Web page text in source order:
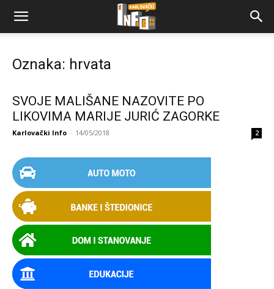
Oznaka: hrvata
SVOJE MALIŠANE NAZOVITE PO
LIKOVIMA MARIJE JURIĆ ZAGORKE
Karlovački Info - 14/05/2018 2